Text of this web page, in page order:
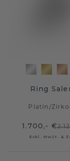
Ring
Platin /
1.700,- €
Exkl. MwSt. &